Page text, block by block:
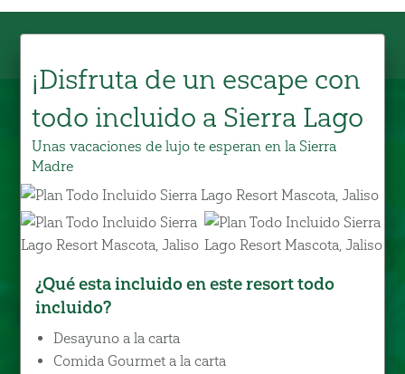
¡Disfruta de un escape con
todo incluido a Sierra Lago
Unas vacaciones de lujo te esperan en la Sierra
Madre
¿Qué esta incluido en este resort todo
incluido?
Desayuno a la carta
Comida Gourmet a la carta